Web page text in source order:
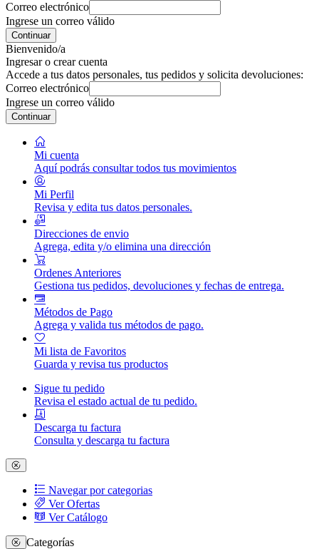
Correo electrónico
Ingrese un correo válido
Continuar
Bienvenido/a
Ingresar o crear cuenta
Accede a tus datos personales, tus pedidos y solicita devoluciones:
Correo electrónico
Ingrese un correo válido
Continuar
Mi cuenta
Aquí podrás consultar todos tus movimientos
Mi Perfil
Revisa y edita tus datos personales.
Direcciones de envio
Agrega, edita y/o elimina una dirección
Ordenes Anteriores
Gestiona tus pedidos, devoluciones y fechas de entrega.
Métodos de Pago
Agrega y valida tus métodos de pago.
Mi lista de Favoritos
Guarda y revisa tus productos
Sigue tu pedido
Revisa el estado actual de tu pedido.
Descarga tu factura
Consulta y descarga tu factura
Navegar por categorias
Ver Ofertas
Ver Catálogo
Categorías